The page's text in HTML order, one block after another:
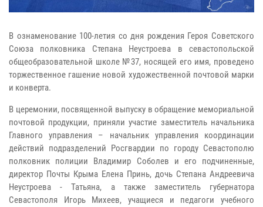
В ознаменование 100-летия со дня рождения Героя Советского
Союза полковника Степана Неустроева в севастопольской
общеобразовательной школе №37, носящей его имя, проведено
торжественное гашение новой художественной почтовой марки
и конверта.
В церемонии, посвященной выпуску в обращение мемориальной
почтовой продукции, приняли участие заместитель начальника
Главного управления – начальник управления координации
действий подразделений Росгвардии по городу Севастополю
полковник полиции Владимир Соболев и его подчиненные,
директор Почты Крыма Елена Принь, дочь Степана Андреевича
Неустроева - Татьяна, а также заместитель губернатора
Севастополя Игорь Михеев, учащиеся и педагоги учебного